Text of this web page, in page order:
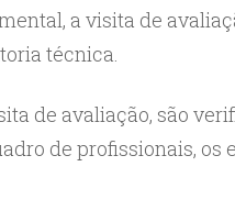
a visita de
técnica.
de avaliação, são
de profissionais, os